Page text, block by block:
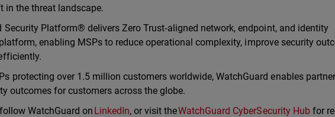
in the threat landscape.
Security Platform® delivers Zero Trust‑aligned network, endpoint, and identity
enabling MSPs to reduce operational complexity, improve security
protecting over 1.5 million customers worldwide, WatchGuard enables
outcomes for customers across the globe.
WatchGuard on LinkedIn, or visit theWatchGuard CyberSecurity Hubfor